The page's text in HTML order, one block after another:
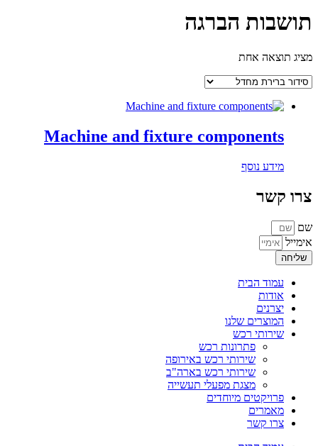
תושבות הברגה
מציג תוצאה אחת
Machine and fixture components
מידע נוסף
צרו קשר
שם
אימייל
שליחה
עמוד הבית
אודות
יצרנים
המוצרים שלנו
שירותי רכש
פתרונות רכש
שירותי רכש באירופה
שירותי רכש בארה"ב
מצגת מפעלי תעשייה
פרויקטים מיוחדים
מאמרים
צרו קשר